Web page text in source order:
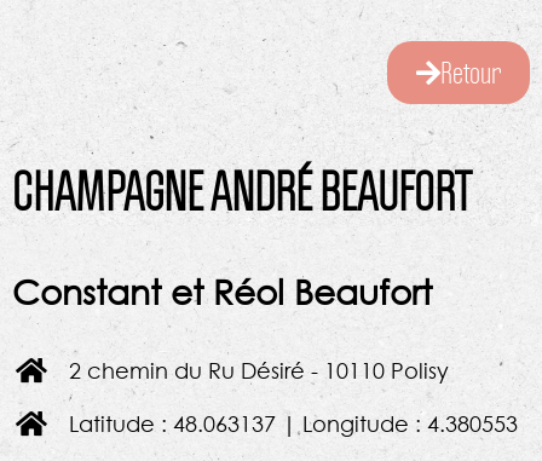
Retour
CHAMPAGNE ANDRÉ BEAUFORT
Constant et Réol Beaufort
2 chemin du Ru Désiré - 10110 Polisy
Latitude : 48.063137 | Longitude : 4.380553